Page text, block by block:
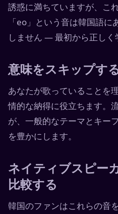
誘惑に満ちていますが、こ
「eo」という音は韓国語
しません — 最初から正しく
意味をスキップす
あなたが歌っていることを
情的な納得に役立ちます。
が、一般的なテーマとキー
を豊かにします。
ネイティブスピー
比較する
韓国のファンはこれらの音